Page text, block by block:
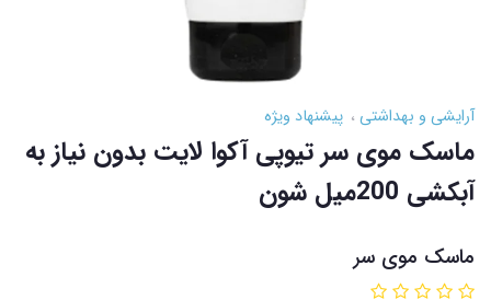
آرایشی و بهداشتی پیشنهاد ویژه
ماسک موی سر تیوپی آکوا لایت بدون نیاز به
آبکشی 200میل شون
ماسک موی سر